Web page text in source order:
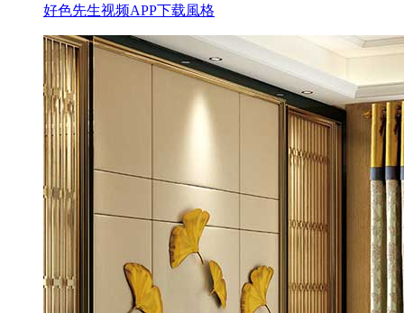
好色先生视频APP下载風格